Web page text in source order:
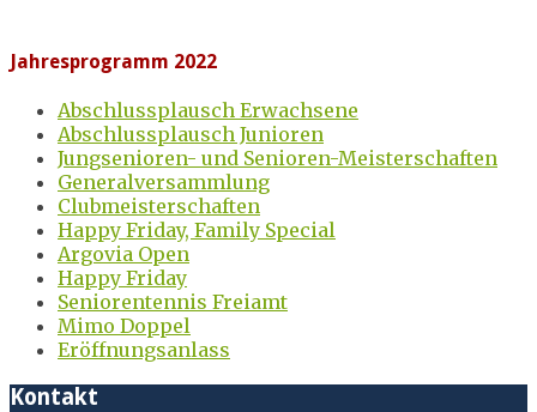
Jahresprogramm 2022
Abschlussplausch Erwachsene
Abschlussplausch Junioren
Jungsenioren- und Senioren-Meisterschaften
Generalversammlung
Clubmeisterschaften
Happy Friday, Family Special
Argovia Open
Happy Friday
Seniorentennis Freiamt
Mimo Doppel
Eröffnungsanlass
Kontakt